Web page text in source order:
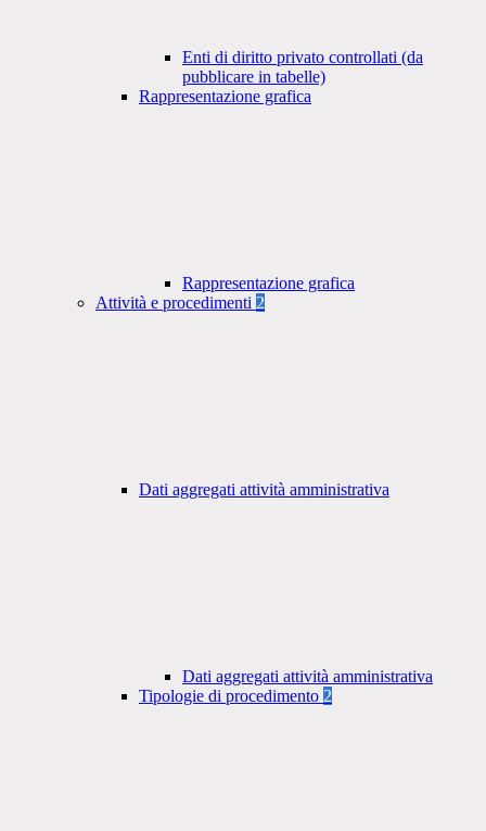
Enti di diritto privato controllati (da
pubblicare in tabelle)
Rappresentazione grafica
Rappresentazione grafica
Attività e procedimenti 2
Dati aggregati attività amministrativa
Dati aggregati attività amministrativa
Tipologie di procedimento 2